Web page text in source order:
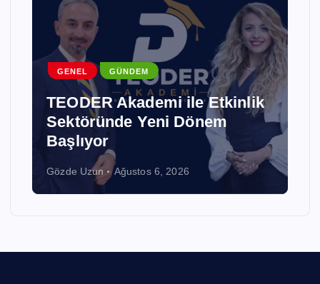
GENEL GÜNDEM
TEODER Akademi ile Etkinlik
Sektöründe Yeni Dönem
Başlıyor
Gözde Uzun Ağustos 6, 2026